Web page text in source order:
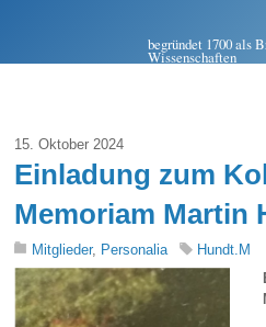
begründet 1700 als
Wissenschaften
15. Oktober 2024
Einladung zum
Memoriam Martin
Mitglieder, Personalia Hundt.M